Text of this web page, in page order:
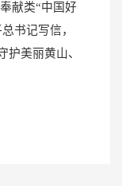
献类“中国好
书记写信，
护美丽黄山、